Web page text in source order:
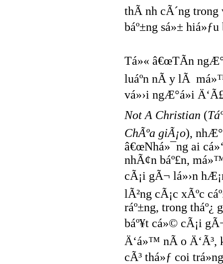
thÃ nh cÃ´ng trong
báº±ng sá»± hiá»ƒu
Tá»« â€œTÃ­n
luáº­n nÃ y lÃ
vá»›i ngÆ°á»i
Not A Christian (
ChÃºa giÃ¡o),
â€œNhá»¯ng ai
nhÃ¢n báº£n,
cÃ¡i gÃ¬ lá»›n
lÃ²ng cÃ¡c xÃºc
ráº±ng, trong tháº¿
báº¥t cá»© cÃ¡i
Ä‘á»™ nÃ o Ä‘Ã³,
cÃ³ thá»ƒ coi